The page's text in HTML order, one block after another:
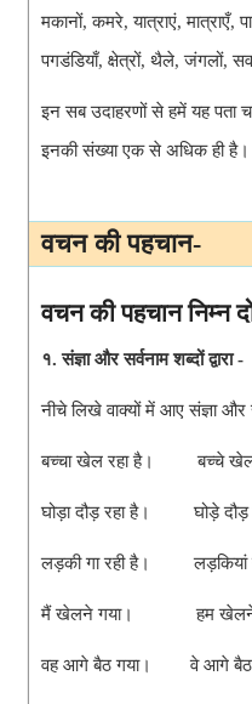
मकानों, कमरे, यात्राएं, मात्राएँ,
पगडंडियाँ, क्षेत्रों, थैले, जंगलों,
इन सब उदाहरणों से हमें यह
इनकी संख्या एक से अधिक ही है।
वचन की पहचान-
वचन की पहचान निम्न
१. संज्ञा और सर्वनाम शब्दों द्वारा -
नीचे लिखे वाक्यों में आए संज्ञा और
बच्चा खेल रहा है। बच्चे खेल
घोड़ा दौड़ रहा है। घोड़े दौड़
लड़की गा रही है। लड़कियां
मैं खेलने गया। हम खेलने
वह आगे बैठ गया। वे आगे बैठ